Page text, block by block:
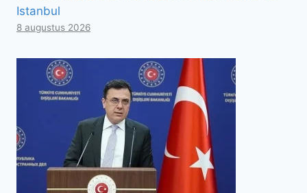
Istanbul
8 augustus 2026